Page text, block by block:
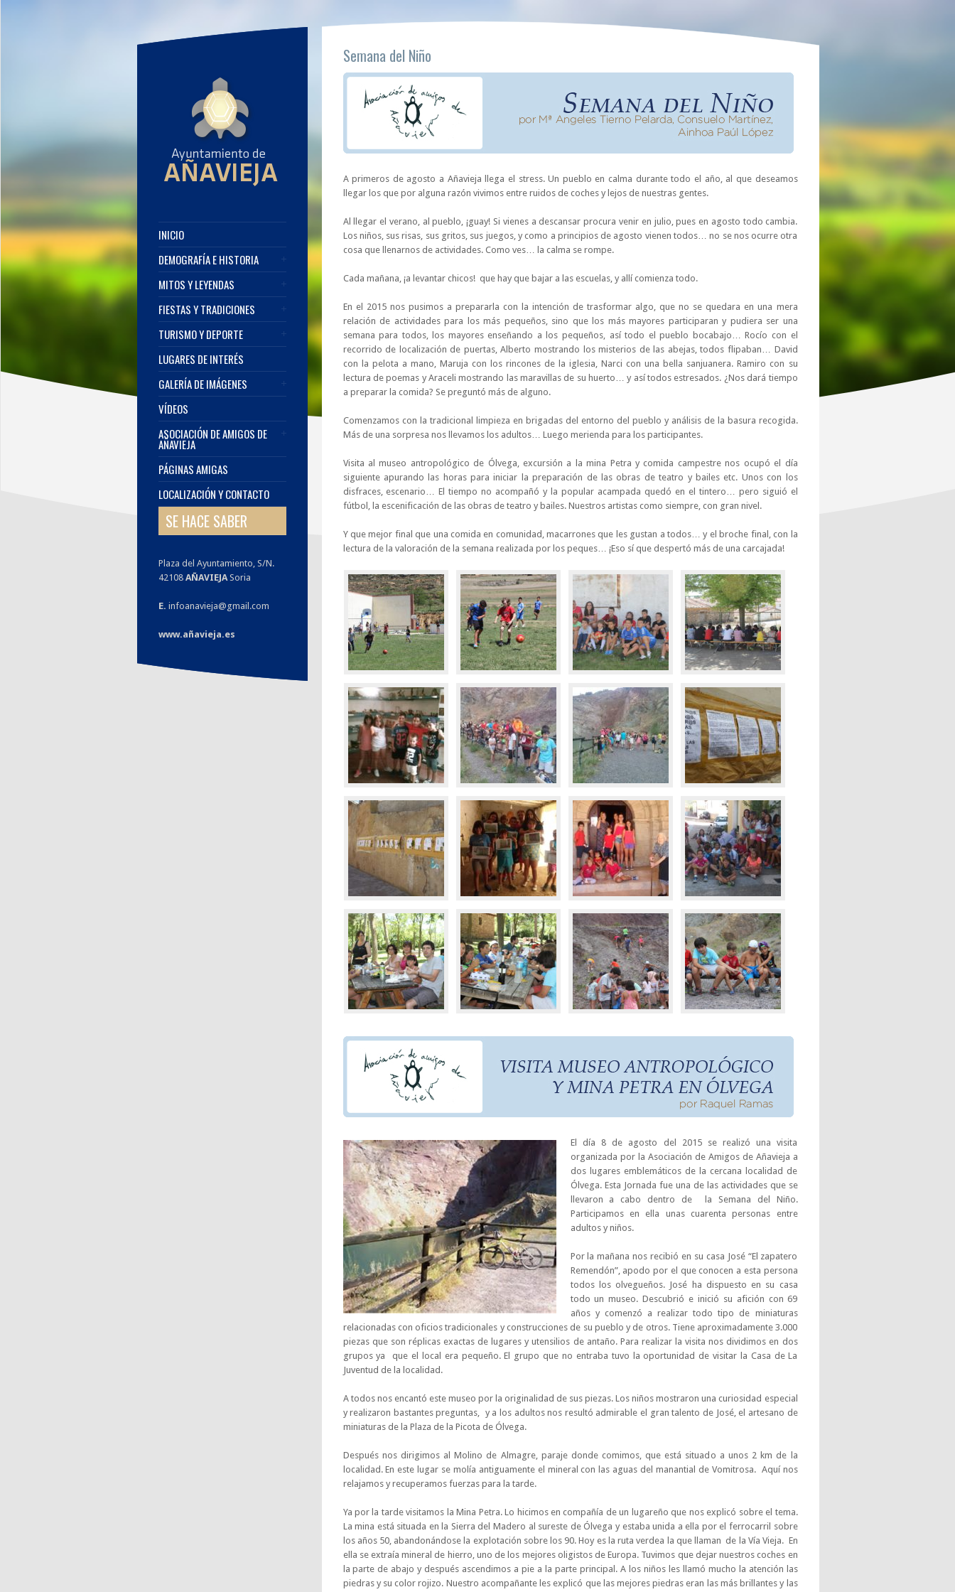
Semana del Niño
A primeros de agosto a Añavieja llega el stress. Un pueblo en calma durante todo el año, al que deseamos
llegar los que por alguna razón vivimos entre ruidos de coches y lejos de nuestras gentes.
Al llegar el verano, al pueblo, ¡guay! Si vienes a descansar procura venir en julio, pues en agosto todo cambia.
Los niños, sus risas, sus gritos, sus juegos, y como a principios de agosto vienen todos… no se nos ocurre otra
cosa que llenarnos de actividades. Como ves… la calma se rompe.
Cada mañana, ¡a levantar chicos! que hay que bajar a las escuelas, y allí comienza todo.
En el 2015 nos pusimos a prepararla con la intención de trasformar algo, que no se quedara en una mera
relación de actividades para los más pequeños, sino que los más mayores participaran y pudiera ser una
semana para todos, los mayores enseñando a los pequeños, así todo el pueblo bocabajo… Rocío con el
recorrido de localización de puertas, Alberto mostrando los misterios de las abejas, todos flipaban… David
con la pelota a mano, Maruja con los rincones de la iglesia, Narci con una bella sanjuanera. Ramiro con su
lectura de poemas y Araceli mostrando las maravillas de su huerto… y así todos estresados. ¿Nos dará tiempo
a preparar la comida? Se preguntó más de alguno.
Comenzamos con la tradicional limpieza en brigadas del entorno del pueblo y análisis de la basura recogida.
Más de una sorpresa nos llevamos los adultos… Luego merienda para los participantes.
Visita al museo antropológico de Ólvega, excursión a la mina Petra y comida campestre nos ocupó el día
siguiente apurando las horas para iniciar la preparación de las obras de teatro y bailes etc. Unos con los
disfraces, escenario… El tiempo no acompañó y la popular acampada quedó en el tintero… pero siguió el
fútbol, la escenificación de las obras de teatro y bailes. Nuestros artistas como siempre, con gran nivel.
Y que mejor final que una comida en comunidad, macarrones que les gustan a todos… y el broche final, con la
lectura de la valoración de la semana realizada por los peques… ¡Eso sí que despertó más de una carcajada!
El día 8 de agosto del 2015 se realizó una visita
organizada por la Asociación de Amigos de Añavieja a
dos lugares emblemáticos de la cercana localidad de
Ólvega. Esta Jornada fue una de las actividades que se
llevaron a cabo dentro de la Semana del Niño.
Participamos en ella unas cuarenta personas entre
adultos y niños.
Por la mañana nos recibió en su casa José “El zapatero
Remendón”, apodo por el que conocen a esta persona
todos los olvegueños. José ha dispuesto en su casa
todo un museo. Descubrió e inició su afición con 69
años y comenzó a realizar todo tipo de miniaturas
relacionadas con oficios tradicionales y construcciones de su pueblo y de otros. Tiene aproximadamente 3.000
piezas que son réplicas exactas de lugares y utensilios de antaño. Para realizar la visita nos dividimos en dos
grupos ya que el local era pequeño. El grupo que no entraba tuvo la oportunidad de visitar la Casa de La
Juventud de la localidad.
A todos nos encantó este museo por la originalidad de sus piezas. Los niños mostraron una curiosidad especial
y realizaron bastantes preguntas, y a los adultos nos resultó admirable el gran talento de José, el artesano de
miniaturas de la Plaza de la Picota de Ólvega.
Después nos dirigimos al Molino de Almagre, paraje donde comimos, que está situado a unos 2 km de la
localidad. En este lugar se molía antiguamente el mineral con las aguas del manantial de Vomitrosa. Aquí nos
relajamos y recuperamos fuerzas para la tarde.
Ya por la tarde visitamos la Mina Petra. Lo hicimos en compañía de un lugareño que nos explicó sobre el tema.
La mina está situada en la Sierra del Madero al sureste de Ólvega y estaba unida a ella por el ferrocarril sobre
los años 50, abandonándose la explotación sobre los 90. Hoy es la ruta verdea la que llaman de la Vía Vieja. En
ella se extraía mineral de hierro, uno de los mejores oligistos de Europa. Tuvimos que dejar nuestros coches en
la parte de abajo y después ascendimos a pie a la parte principal. A los niños les llamó mucho la atención las
piedras y su color rojizo. Nuestro acompañante les explicó que las mejores piedras eran las más brillantes y las
INICIO
DEMOGRAFÍA E HISTORIA
MITOS Y LEYENDAS
FIESTAS Y TRADICIONES
TURISMO Y DEPORTE
LUGARES DE INTERÉS
GALERÍA DE IMÁGENES
VÍDEOS
ASOCIACIÓN DE AMIGOS DE
AÑAVIEJA
PÁGINAS AMIGAS
LOCALIZACIÓN Y CONTACTO
SE HACE SABER
Plaza del Ayuntamiento, S/N.
42108 AÑAVIEJASoria
E. infoanavieja@gmail.com
www.añavieja.es